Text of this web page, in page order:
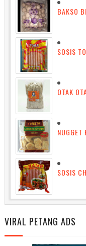
BAKSO
SOSIS
OTAK
NUGGET
SOSIS
VIRAL PETANG ADS